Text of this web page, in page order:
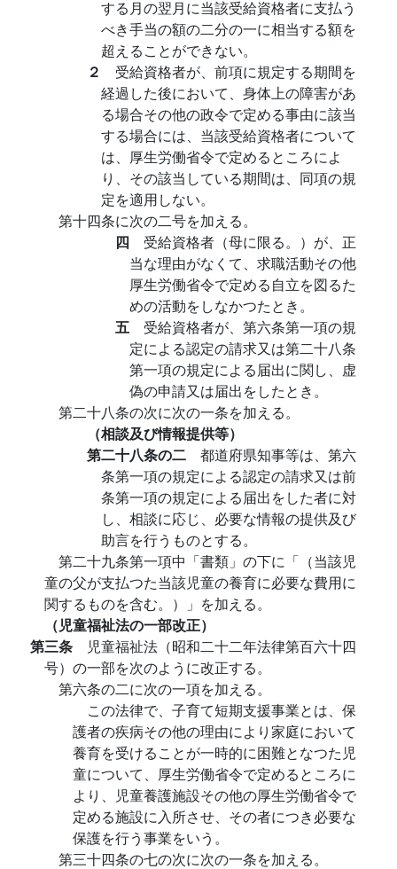
する月の翌月に当該受給資格者に支払う
べき手当の額の二分の一に相当する額を
超えることができない。
２ 受給資格者が、前項に規定する期間を
経過した後において、身体上の障害があ
る場合その他の政令で定める事由に該当
する場合には、当該受給資格者について
は、厚生労働省令で定めるところによ
り、その該当している期間は、同項の規
定を適用しない。
第十四条に次の二号を加える。
四 受給資格者（母に限る。）が、正
当な理由がなくて、求職活動その他
厚生労働省令で定める自立を図るた
めの活動をしなかつたとき。
五 受給資格者が、第六条第一項の規
定による認定の請求又は第二十八条
第一項の規定による届出に関し、虚
偽の申請又は届出をしたとき。
第二十八条の次に次の一条を加える。
（相談及び情報提供等）
第二十八条の二 都道府県知事等は、第六
条第一項の規定による認定の請求又は前
条第一項の規定による届出をした者に対
し、相談に応じ、必要な情報の提供及び
助言を行うものとする。
第二十九条第一項中「書類」の下に「（当該児
童の父が支払つた当該児童の養育に必要な費用に
関するものを含む。）」を加える。
（児童福祉法の一部改正）
第三条
児童福祉法（昭和二十二年法律第百六十四
号）の一部を次のように改正する。
第六条の二に次の一項を加える。
この法律で、子育て短期支援事業とは、保
護者の疾病その他の理由により家庭において
養育を受けることが一時的に困難となつた児
童について、厚生労働省令で定めるところに
より、児童養護施設その他の厚生労働省令で
定める施設に入所させ、その者につき必要な
保護を行う事業をいう。
第三十四条の七の次に次の一条を加える。